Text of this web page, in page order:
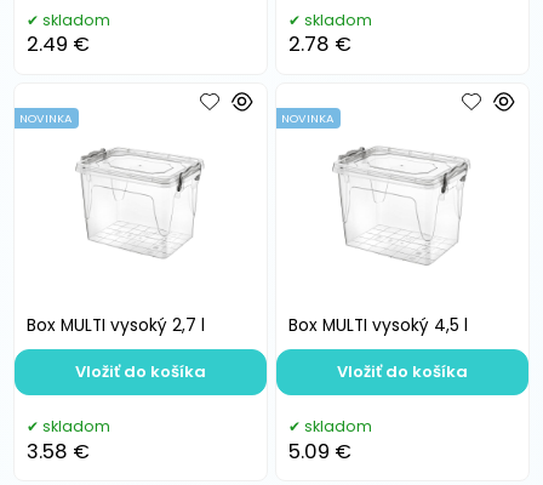
skladom
2.49 €
skladom
2.78 €
Box MULTI vysoký 2,7 l
NOVINKA
skladom
3.58 €
Vložiť do košíka
Box MULTI vysoký 4,5 l
NOVINKA
skladom
5.09 €
Vložiť do košíka